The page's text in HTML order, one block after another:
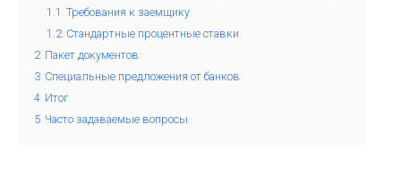
1.1 Требования к заемщику
1.2 Стандартные процентные ставки
2 Пакет документов
3 Специальные предложения от банков
4 Итог
5 Часто задаваемые вопросы